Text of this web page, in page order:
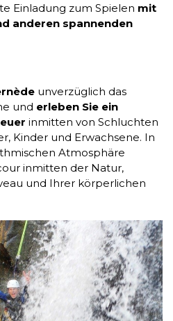
Einladung zum Spielen mit
anderen spannenden
unverzüglich das
und erleben Sie ein
inmitten von Schluchten
Kinder und Erwachsene. In
Atmosphäre
inmitten der Natur,
und Ihrer körperlichen